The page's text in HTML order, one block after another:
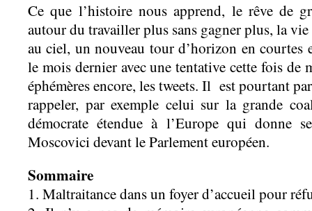
Ce que l’histoire nous apprend, le rêve de
autour du travailler plus sans gagner plus, la
au ciel, un nouveau tour d’horizon en courtes
le mois dernier avec une tentative cette fois de
éphémères encore, les tweets. Il est pourtant
rappeler, par exemple celui sur la grande
démocrate étendue à l’Europe qui donne
Moscovici devant le Parlement européen.
Sommaire
1. Maltraitance dans un foyer d’accueil pour